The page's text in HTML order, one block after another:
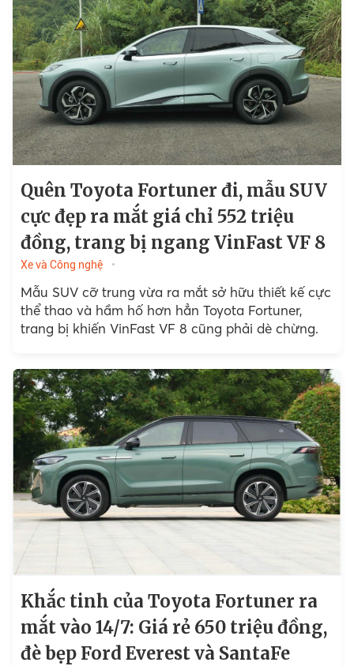
Quên Toyota Fortuner đi, mẫu SUV
cực đẹp ra mắt giá chỉ 552 triệu
đồng, trang bị ngang VinFast VF 8
Xe và Công nghệ
Mẫu SUV cỡ trung vừa ra mắt sở hữu thiết kế cực
thể thao và hầm hố hơn hẳn Toyota Fortuner,
trang bị khiến VinFast VF 8 cũng phải dè chừng.
Khắc tinh của Toyota Fortuner ra
mắt vào 14/7: Giá rẻ 650 triệu đồng,
đè bẹp Ford Everest và SantaFe